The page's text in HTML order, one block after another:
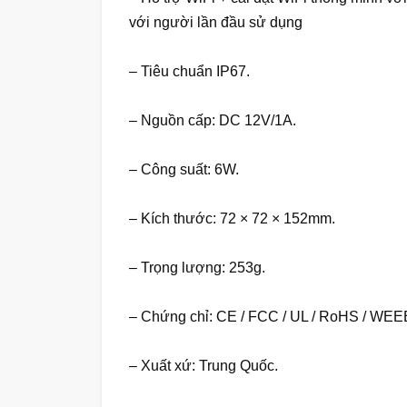
với người lần đầu sử dụng
– Tiêu chuẩn IP67.
– Nguồn cấp: DC 12V/1A.
– Công suất: 6W.
– Kích thước: 72 × 72 × 152mm.
– Trọng lượng: 253g.
– Chứng chỉ: CE / FCC / UL / RoHS /
– Xuất xứ: Trung Quốc.